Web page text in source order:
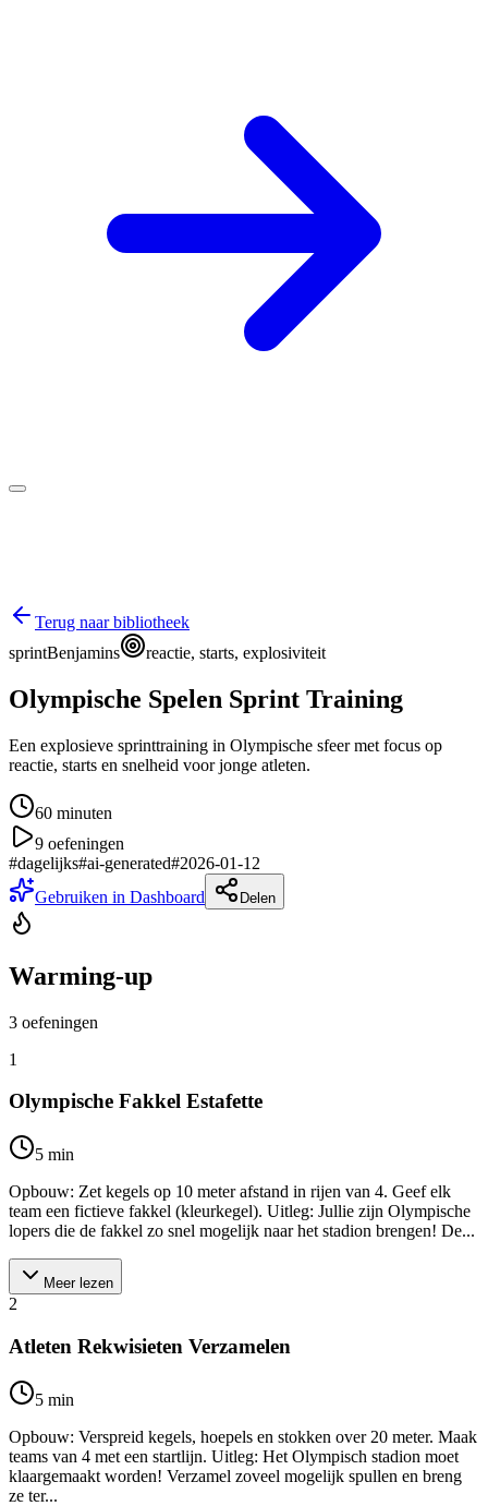
Terug naar bibliotheek
sprintBenjamins reactie, starts, explosiviteit
Olympische Spelen Sprint Training
Een explosieve sprinttraining in Olympische sfeer met focus op
reactie, starts en snelheid voor jonge atleten.
60 minuten
9 oefeningen
#dagelijks#ai-generated#2026-01-12
Gebruiken in Dashboard
Delen
Warming-up
3 oefeningen
1
Olympische Fakkel Estafette
5 min
Opbouw: Zet kegels op 10 meter afstand in rijen van 4. Geef elk
team een fictieve fakkel (kleurkegel). Uitleg: Jullie zijn Olympische
lopers die de fakkel zo snel mogelijk naar het stadion brengen! De...
Meer lezen
2
Atleten Rekwisieten Verzamelen
5 min
Opbouw: Verspreid kegels, hoepels en stokken over 20 meter. Maak
teams van 4 met een startlijn. Uitleg: Het Olympisch stadion moet
klaargemaakt worden! Verzamel zoveel mogelijk spullen en breng
ze ter...